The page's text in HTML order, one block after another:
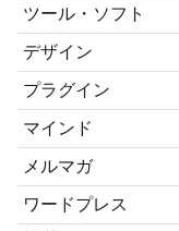
ツール・ソフト
デザイン
プラグイン
マインド
メルマガ
ワードプレス